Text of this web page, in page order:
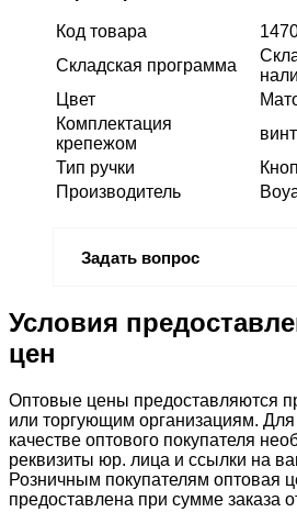
Код товара
Складская программа
Цвет
Комплектация
крепежом
Тип ручки
Производитель
Задать вопрос
Условия
цен
Оптовые цены предоставляются
или торгующим организациям. Для
качестве оптового покупателя
реквизиты юр. лица и ссылки на
Розничным покупателям оптовая
предоставлена при сумме заказа